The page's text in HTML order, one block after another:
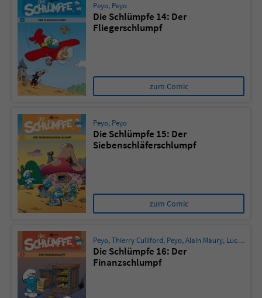
Peyo, Peyo
Die Schlümpfe 14: Der
Fliegerschlumpf
zum Comic
Peyo, Peyo
Die Schlümpfe 15: Der
Siebenschläferschlumpf
zum Comic
Peyo,Thierry Culliford, Peyo,Alain Maury, Luc Parthoens
Die Schlümpfe 16: Der
Finanzschlumpf